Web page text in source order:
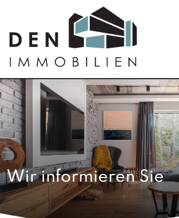
Wir informieren Sie